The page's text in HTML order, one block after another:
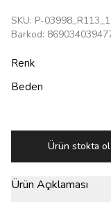
SKU: P-
Barkod:
Renk
Beden
Ürün stokta
Ürün Açıklaması